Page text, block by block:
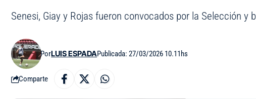
Senesi, Giay y Rojas fueron convocados por la Selección
PorLUIS ESPADAPublicada: 27/03/2026 10.11hs
Comparte